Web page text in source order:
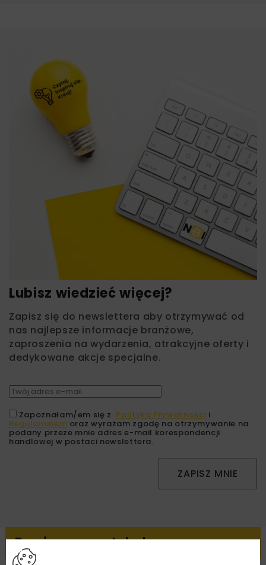
Lubisz wiedzieć więcej?
Zapisz się do newslettera aby otrzymywać od
nas najlepsze informacje branżowe,
zaproszenia na wydarzenia, atrakcyjne oferty i
dedykowane akcje specjalne.
Zapoznałam/em się z Polityką Prywatności i
Regulaminem oraz wyrażam zgodę na otrzymywanie na
podany przeze mnie adres e-mail korespondencji
handlowej w postaci newslettera.
ZAPISZ MNIE
Powiązane artykuły